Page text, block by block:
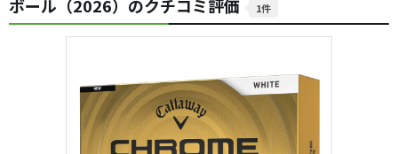
ボール（2026）のクチコミ評価
1件